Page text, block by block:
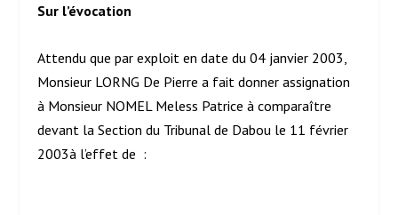
Sur l’évocation
Attendu que par exploit en date du 04 janvier 2003,
Monsieur LORNG De Pierre a fait donner assignation
à Monsieur NOMEL Meless Patrice à comparaître
devant la Section du Tribunal de Dabou le 11 février
2003à l’effet de :